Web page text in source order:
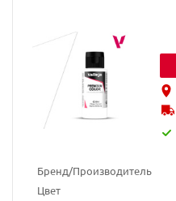
Бренд/Производитель
Цвет